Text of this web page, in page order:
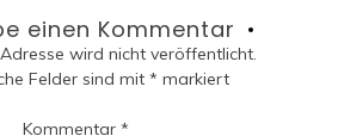
einen Kommentar
wird nicht veröffentlicht.
Felder sind mit * markiert
Kommentar*